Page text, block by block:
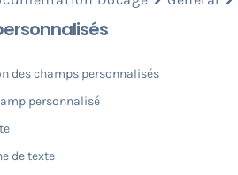
des champs personnalisés
personnalisé
de texte